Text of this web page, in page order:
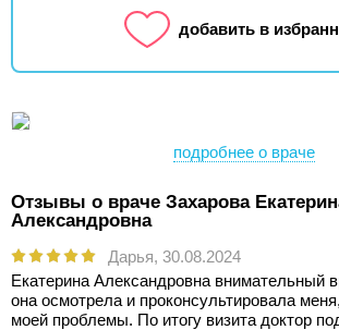
добавить в
подробнее о враче
Отзывы о враче Захарова
Александровна
Дарья, 30.08.2024
Екатерина Александровна внимательный
она осмотрела и проконсультировала
моей проблемы. По итогу визита доктор